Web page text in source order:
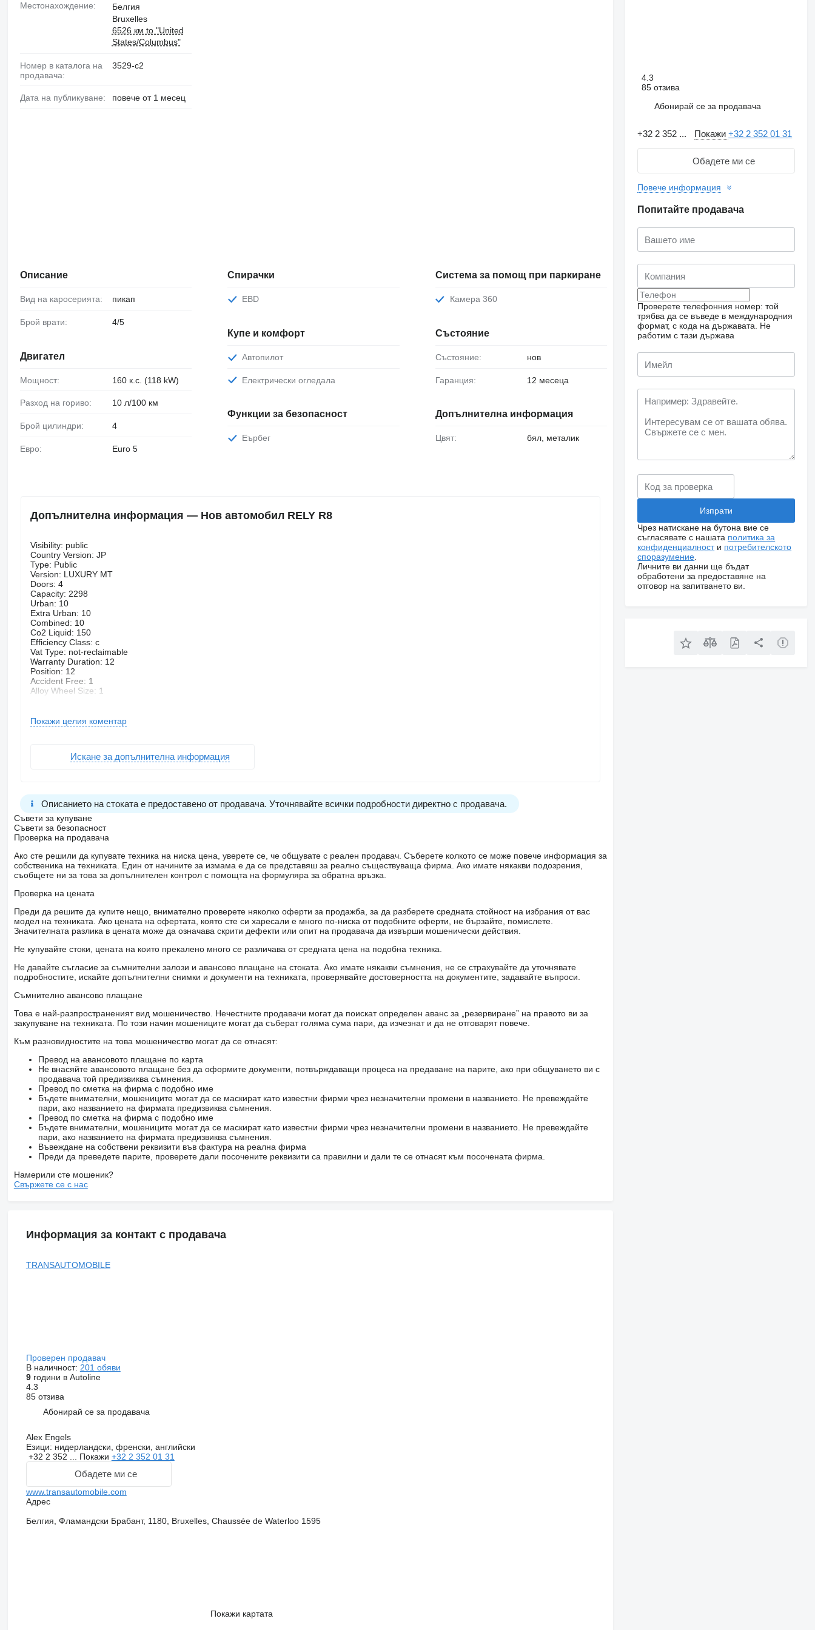
Местонахождение:
Белгия
Bruxelles
6526 км to "United
States/Columbus"
Номер в каталога на
продавача:
3529-c2
Дата на публикуване: повече от 1 месец
Описание
Вид на каросерията: пикап
Брой врати: 4/5
Двигател
Мощност: 160 к.с. (118 kW)
Разход на гориво: 10 л/100 км
Брой цилиндри: 4
Евро: Euro 5
Спирачки
EBD
Купе и комфорт
Автопилот
Електрически огледала
Функции за безопасност
Еърбег
Система за помощ при паркиране
Камера 360
Състояние
Състояние: нов
Гаранция: 12 месеца
Допълнителна информация
Цвят: бял, металик
Допълнителна информация — Нов автомобил RELY R8
Visibility: public
Country Version: JP
Type: Public
Version: LUXURY MT
Doors: 4
Capacity: 2298
Urban: 10
Extra Urban: 10
Combined: 10
Co2 Liquid: 150
Efficiency Class: c
Vat Type: not-reclaimable
Warranty Duration: 12
Position: 12
Accident Free: 1
Alloy Wheel Size: 1
Prix T1 (net hors douane et hors TVA pour export)
Transport à travers le monde sur demande (VIP
Assurance)
Container
insurance)
Principaux équipements
retroviseurs reglage electrique
Vehicle Stability Control (VSC)
Assistance au démarrage en côte (HSA)
Freins a main electrique
direction assistée hydraulique
Android Auto & Apple CarPlay+
500 Rétroviseurs extérieurs rabattables électriquement
Sieges en cuir ventilés
Caméra 360
6 Haut-parleurs
JANTES ALU 18'
bedliner protection spray
Filtre à pollen
electric adjustment mirrors
Vehicle Stability Control (VSC)
Electronic Traction Control (ETC)
Hill assist
Electric parking brake
12.3-inch touch display
Android Auto & Apple CarPlay+
Sidesteps
500 Electrically folding exterior mirrors
360 Camera
Driver's electric seat
6 speakers
18' ALLOY WHEELS
bedliner protection spray
Garantie constructeur valable 12 mois
Manufacturer warranty valid 12 month
FR :покажи информацията за контакти
EN :покажи информацията за контакти
Twitter : twitter.com/Transautomobile
Покажи целия коментар
Искане за допълнителна информация
Описанието на стоката е предоставено от продавача. Уточнявайте всички подробности директно с продавача.
Съвети за купуване
Съвети за безопасност
Проверка на продавача
Ако сте решили да купувате техника на ниска цена, уверете се, че общувате с реален продавач. Съберете колкото се може повече информация за
собственика на техниката. Един от начините за измама е да се представяш за реално съществуваща фирма. Ако имате някакви подозрения,
съобщете ни за това за допълнителен контрол с помощта на формуляра за обратна връзка.
Проверка на цената
Преди да решите да купите нещо, внимателно проверете няколко оферти за продажба, за да разберете средната стойност на избрания от вас
модел на техниката. Ако цената на офертата, която сте си харесали е много по-ниска от подобните оферти, не бързайте, помислете.
Значителната разлика в цената може да означава скрити дефекти или опит на продавача да извърши мошенически действия.
Не купувайте стоки, цената на които прекалено много се различава от средната цена на подобна техника.
Не давайте съгласие за съмнителни залози и авансово плащане на стоката. Ако имате някакви съмнения, не се страхувайте да уточнявате
подробностите, искайте допълнителни снимки и документи на техниката, проверявайте достоверността на документите, задавайте въпроси.
Съмнително авансово плащане
Това е най-разпространеният вид мошеничество. Нечестните продавачи могат да поискат определен аванс за „резервиране” на правото ви за
закупуване на техниката. По този начин мошениците могат да съберат голяма сума пари, да изчезнат и да не отговарят повече.
Към разновидностите на това мошеничество могат да се отнасят:
Превод на авансовото плащане по карта
Не внасяйте авансовото плащане без да оформите документи, потвърждаващи процеса на предаване на парите, ако при общуването ви с
продавача той предизвиква съмнения.
Превод по сметка на фирма с подобно име
Бъдете внимателни, мошениците могат да се маскират като известни фирми чрез незначителни промени в названието. Не превеждайте
пари, ако названието на фирмата предизвиква съмнения.
Превод по сметка на фирма с подобно име
Бъдете внимателни, мошениците могат да се маскират като известни фирми чрез незначителни промени в названието. Не превеждайте
пари, ако названието на фирмата предизвиква съмнения.
Въвеждане на собствени реквизити във фактура на реална фирма
Преди да преведете парите, проверете дали посочените реквизити са правилни и дали те се отнасят към посочената фирма.
Намерили сте мошеник?
Свържете се с нас
Информация за контакт с продавача
TRANSAUTOMOBILE
Проверен продавач
В наличност: 201 обяви
9години в Autoline
4.3
85 отзива
Абонирай се за продавача
Alex Engels
Езици: нидерландски, френски, английски
+32 2 352 ... Покажи +32 2 352 01 31
Обадете ми се
www.transautomobile.com
Адрес
Белгия, Фламандски Брабант, 1180, Bruxelles, Chaussée de Waterloo 1595
Покажи картата
4.3
85 отзива
Абонирай се за продавача
+32 2 352 ... Покажи+32 2 352 01 31
Обадете ми се
Повече информация
Попитайте продавача
Проверете телефонния номер: той
трябва да се въведе в международния
формат, с кода на държавата.
Не
работим с тази държава
Чрез натискане на бутона вие се
съгласявате с нашата политика за
конфиденциалности потребителското
споразумение
Личните ви данни ще бъдат
обработени за предоставяне на
отговор на запитването ви.